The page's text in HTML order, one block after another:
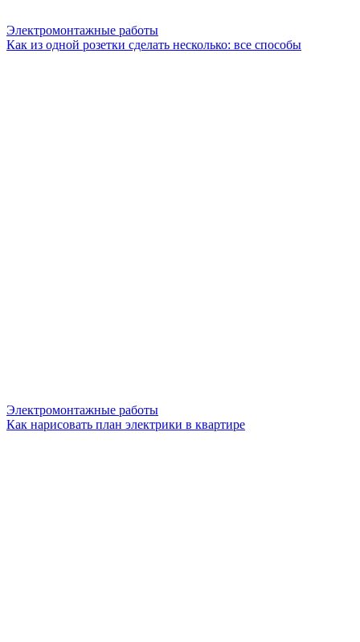
Электромонтажные работы
Как из одной розетки сделать несколько: все способы
Электромонтажные работы
Как нарисовать план электрики в квартире